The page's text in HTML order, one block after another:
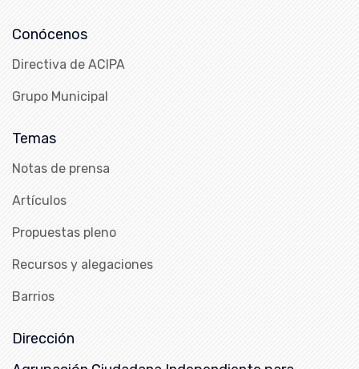
Conócenos
Directiva de ACIPA
Grupo Municipal
Temas
Notas de prensa
Artículos
Propuestas pleno
Recursos y alegaciones
Barrios
Dirección